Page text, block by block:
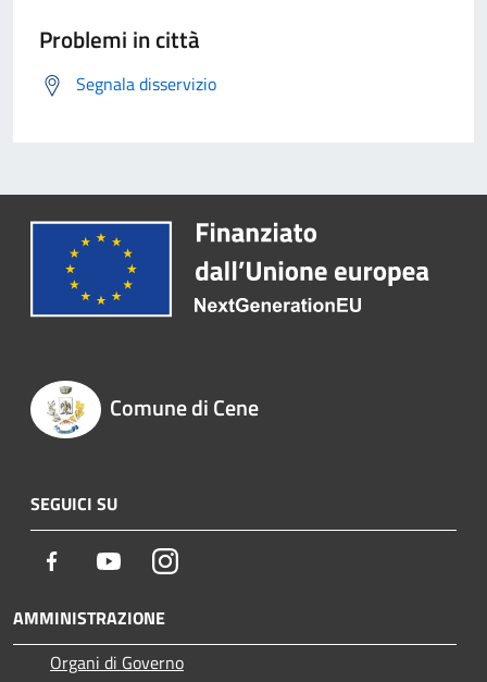
Problemi in città
Segnala disservizio
Comune di Cene
SEGUICI SU
Facebook YoutubeInstagram
AMMINISTRAZIONE
Organi di Governo